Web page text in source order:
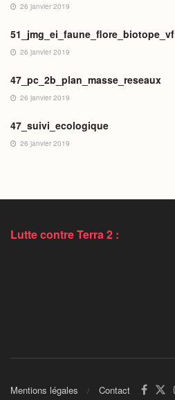
26 janvier 2019
51_jmg_ei_faune_flore_biotope_vf
26 janvier 2019
47_pc_2b_plan_masse_reseaux
26 janvier 2019
47_suivi_ecologique
26 janvier 2019
Lutte contre Terra 2 :
Mentions légales Contact